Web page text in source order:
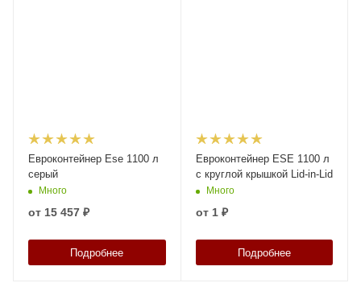
Евроконтейнер Ese 1100 л
серый
Много
от 15 457 ₽
Подробнее
Евроконтейнер ESE 1100 л
c круглой крышкой Lid-in-Lid
Много
от 1 ₽
Подробнее